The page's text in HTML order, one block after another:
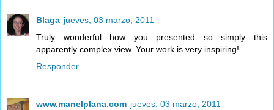
Blaga jueves, 03 marzo, 2011
Truly wonderful how you presented so simply this
apparently complex view. Your work is very inspiring!
Responder
www.manelplana.com jueves, 03 marzo, 2011